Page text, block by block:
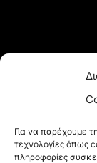
Για να παρέχουμε
τεχνολογίες όπως
πληροφορίες